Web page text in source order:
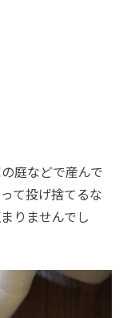
庭などで産んで
て投げ捨てるな
りませんでし